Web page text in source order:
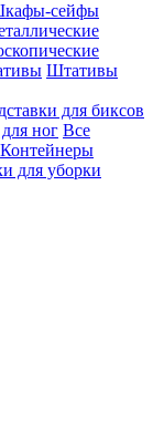
сейфы
Штативы
для биксов
ног Все
Контейнеры
для уборки